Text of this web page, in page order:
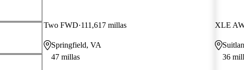
Two FWD 111,617 millas
Springfield, VA
47 millas
XLE
36